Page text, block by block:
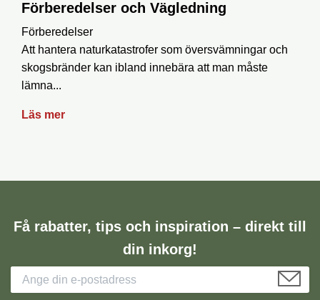
Förberedelser och Vägledning
Förberedelser
Att hantera naturkatastrofer som översvämningar och
skogsbränder kan ibland innebära att man måste
lämna...
Läs mer
Få rabatter, tips och inspiration – direkt till
din inkorg!